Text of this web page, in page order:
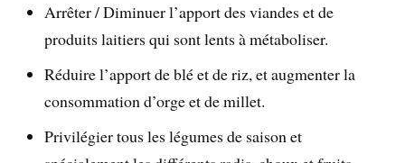
Arrêter / Diminuer l’apport des viandes et de
produits laitiers qui sont lents à métaboliser.
Réduire l’apport de blé et de riz, et augmenter la
consommation d’orge et de millet.
Privilégier tous les légumes de saison et